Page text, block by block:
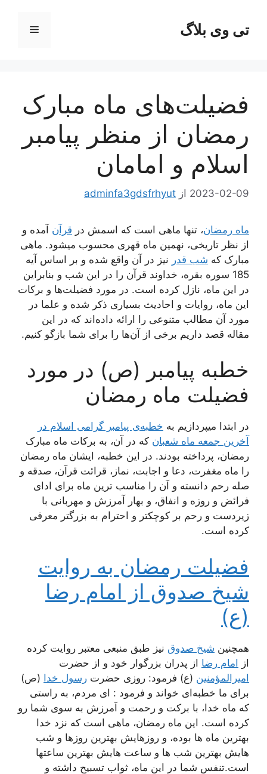
محتواتی وی بلاگ فهرست
فضیلت‌های ماه مبارک
رمضان از منظر پیامبر
اسلام و امامان
2023-02-09 از adminfa3gdsfrhyut
ماه رمضان، تنها ماهی است که اسمش در قرآن آمده و
از نظر تاریخی، نهمین ماه قهری محسوب میشود. ماهی
مبارک که شب قدر نیز در آن واقع شده و بر اساس آیه
185 سوره بقره، خداوند قرآن را در این شب و بنابراین
در این ماه، نازل کرده است. در مورد فضیلت‌ها و برکات
این ماه، روایات و احادیث بسیاری ذکر شده و علما در
مورد آن مطالب متنوعی را ارائه داده‌اند که در این
مقاله قصد داریم برخی از آن‌ها را برای شما بازگو کنیم.
خطبه پیامبر (ص) در مورد
فضیلت ماه رمضان
در ابتدا میپردازیم به خطبه‌ی پیامبر گرامی اسلام در
آخرین جمعه ماه شعبان که در آن، به برکات ماه مبارک
رمضان، پرداخته بودند. در این خطبه، ایشان ماه رمضان
را ماه مغفرت، دعا و اجابت، نماز، قرائت‌ قرآن‌، صدقه‌ و
صله رحم‌ دانسته و آن را مناسب ترین ماه برای ادای‌
فرائض‌ و روزه‌ و انفاق‌، و بهار آمرزش‌ و مهربانی با
زیردست‌ و رحم‌ بر کوچکتر و احترام‌ به بزرگتر معرفی
کرده است.
فضیلت رمضان به روایت
شیخ صدوق از امام رضا
(ع)
همچنین شیخ صدوق نیز طبق منبعی معتبر روایت کرده
از امام رضا از پدران بزرگوار خود و از حضرت
امیرالمؤمنین (ع) فرمود: روزی حضرت رسول خدا (ص)
برای ما خطبه‌ای خواند و فرمود : ای مردم، به راستی
که ماه خدا، با برکت و رحمت و آمرزش به سوی شما رو
کرده است. این ماه رمضان، ماهی است که نزد خدا
بهترین ماه ها بوده، و روزهایش بهترین روزها و شب
هایش بهترین شب ها و ساعت هایش بهترین ساعتها
است.تنفس شما در این ماه، ثواب تسبیح داشته و